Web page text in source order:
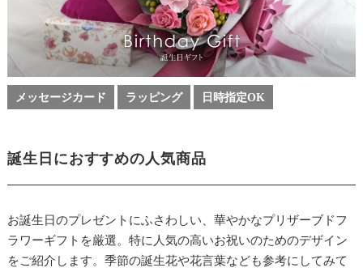
メッセージカード ラッピング 日時指定OK
誕生日におすすめの人気商品
お誕生日のプレゼントにふさわしい、華やかなプリザーブドフ
ラワーギフトを厳選。特に人気の高いお祝いのためのデザイン
をご紹介します。季節の誕生花や花言葉なども参考にしてみて